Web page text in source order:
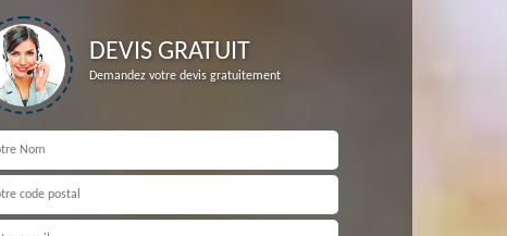
DEVIS GRATUIT
Demandez votre devis gratuitement